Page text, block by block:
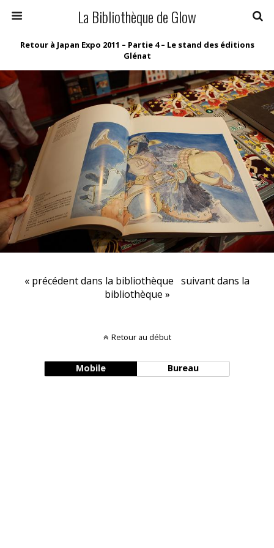
La Bibliothèque de Glow
Retour à Japan Expo 2011 – Partie 4 – Le stand des éditions
Glénat
« précédent dans la bibliothèque suivant dans la
bibliothèque »
Retour au début
Mobile Bureau